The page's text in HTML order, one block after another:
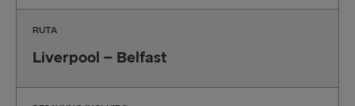
RUTA
Liverpool – Belfast